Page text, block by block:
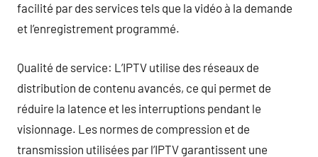
facilité par des services tels que la vidéo à la demande
et l’enregistrement programmé.
Qualité de service: L’IPTV utilise des réseaux de
distribution de contenu avancés, ce qui permet de
réduire la latence et les interruptions pendant le
visionnage. Les normes de compression et de
transmission utilisées par l’IPTV garantissent une